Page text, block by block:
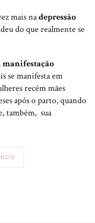
mais nadepressão
do que realmente se
manifestação
se manifesta em
recém mães
após o parto, quando
também, sua